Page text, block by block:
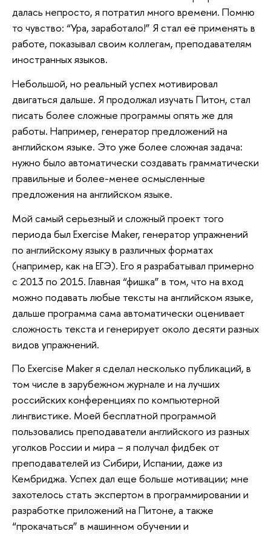
далась непросто, я потратил много времени. Помню
то чувство: “Ура, заработало!” Я стал её применять в
работе, показывал своим коллегам, преподавателям
иностранных языков.
Небольшой, но реальный успех мотивировал
двигаться дальше. Я продолжал изучать Питон, стал
писать более сложные программы опять же для
работы. Например, генератор предложений на
английском языке. Это уже более сложная задача:
нужно было автоматически создавать грамматически
правильные и более-менее осмысленные
предложения на английском языке.
Мой самый серьезный и сложный проект того
периода был Exercise Maker, генератор упражнений
по английскому языку в различных форматах
(например, как на ЕГЭ). Его я разрабатывал примерно
с 2013 по 2015. Главная “фишка” в том, что на вход
можно подавать любые тексты на английском языке,
дальше программа сама автоматически оценивает
сложность текста и генерирует около десяти разных
видов упражнений.
По Exercise Maker я сделал несколько публикаций, в
том числе в зарубежном журнале и на лучших
российских конференциях по компьютерной
лингвистике. Моей бесплатной программой
пользовались преподаватели английского из разных
уголков России и мира – я получал фидбек от
преподавателей из Сибири, Испании, даже из
Кембриджа. Успех дал еще больше мотивации; мне
захотелось стать экспертом в программировании и
разработке приложений на Питоне, а также
“прокачаться” в машинном обучении и